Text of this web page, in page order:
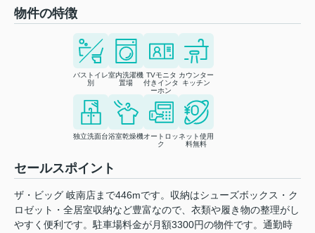
物件の特徴
バストイレ
別
室内洗濯機
置場
TVモニタ
付きインタ
ーホン
カウンター
キッチン
独立洗面台浴室乾燥機オートロッ
ク
ネット使用
料無料
セールスポイント
ザ・ビッグ 岐南店まで446mです。収納はシューズボックス・ク
ロゼット・全居室収納など豊富なので、衣類や履き物の整理がし
やすく便利です。駐車場料金が月額3300円の物件です。通勤時